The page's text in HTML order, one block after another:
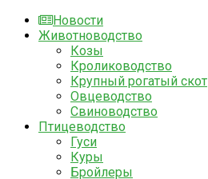
Новости
Животноводство
Козы
Кролиководство
Крупный рогатый скот
Овцеводство
Свиноводство
Птицеводство
Гуси
Куры
Бройлеры